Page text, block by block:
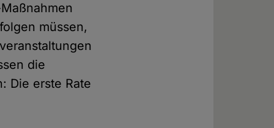
müssen,
die
Die erste Rate